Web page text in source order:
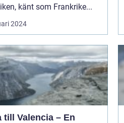
känt som Frankrike...
2024
till Valencia – En